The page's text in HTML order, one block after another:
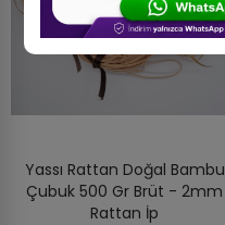
Yassı Rattan Doğal Bambu
Çubuk 500 Gr Brüt - 2mm
Rattan İp